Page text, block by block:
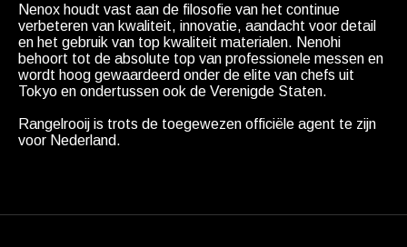
Nenox houdt vast aan de filosofie van het continue
verbeteren van kwaliteit, innovatie, aandacht voor detail
en het gebruik van top kwaliteit materialen. Nenohi
behoort tot de absolute top van professionele messen en
wordt hoog gewaardeerd onder de elite van chefs uit
Tokyo en ondertussen ook de Verenigde Staten.
Rangelrooij is trots de toegewezen officiële agent te zijn
voor Nederland.